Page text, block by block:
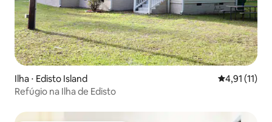
Ilha ⋅ Edisto Island 4,91 de uma
4,91 (11)
Refúgio na Ilha de Edisto